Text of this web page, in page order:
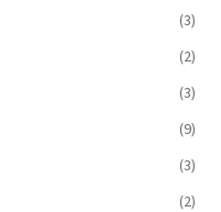
(3)
(2)
(3)
(9)
(3)
(2)